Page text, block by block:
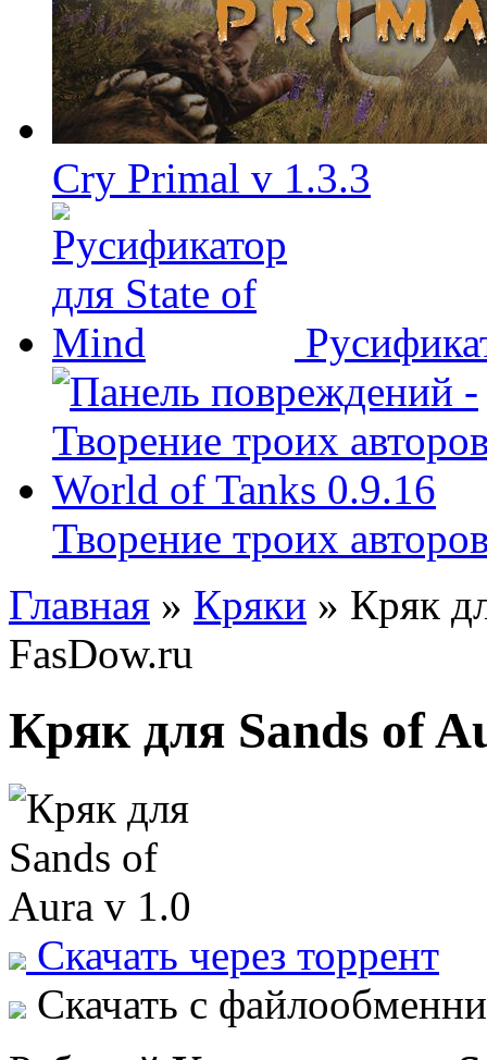
Cry Primal v 1.3.3
Творение троих
Главная » Кряки » Кряк
FasDow.ru
Кряк для Sands of
Скачать через торрент
Скачать с